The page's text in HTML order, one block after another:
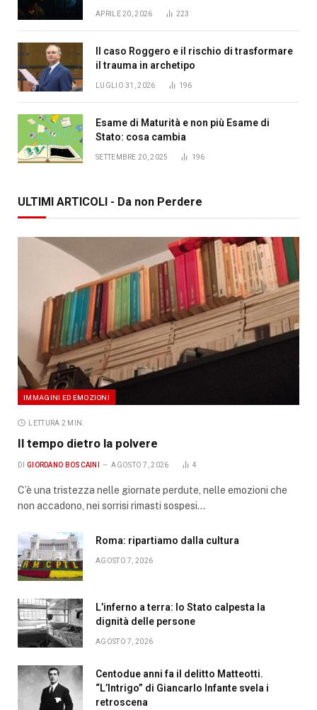
APRILE 20, 2026 223
Il caso Roggero e il rischio di trasformare
il trauma in archetipo
LUGLIO 31, 2026 196
Esame di Maturità e non più Esame di
Stato: cosa cambia
SETTEMBRE 20, 2025 196
ULTIMI ARTICOLI - Da non Perdere
IMMAGINI ED EMOZIONI
LETTURA 2 MIN.
Il tempo dietro la polvere
DI GIORDANO BOSCAINI AGOSTO 7, 2026 4
C’è una tristezza nelle giornate perdute, nelle emozioni che
non accadono, nei sorrisi rimasti sospesi…
Roma: ripartiamo dalla cultura
AGOSTO 7, 2026
L’inferno a terra: lo Stato calpesta la
dignità delle persone
AGOSTO 7, 2026
Centodue anni fa il delitto Matteotti.
“L’Intrigo” di Giancarlo Infante svela i
retroscena